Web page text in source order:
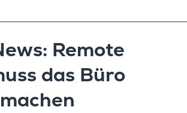
Remote
das Büro